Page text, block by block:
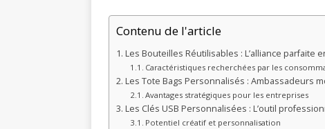
Contenu de l'article
Les Bouteilles Réutilisables : L’alliance
Caractéristiques recherchées par les
Les Tote Bags Personnalisés : Ambassadeurs
Avantages stratégiques pour les entreprises
Les Clés USB Personnalisées : L’outil
Potentiel créatif et personnalisation